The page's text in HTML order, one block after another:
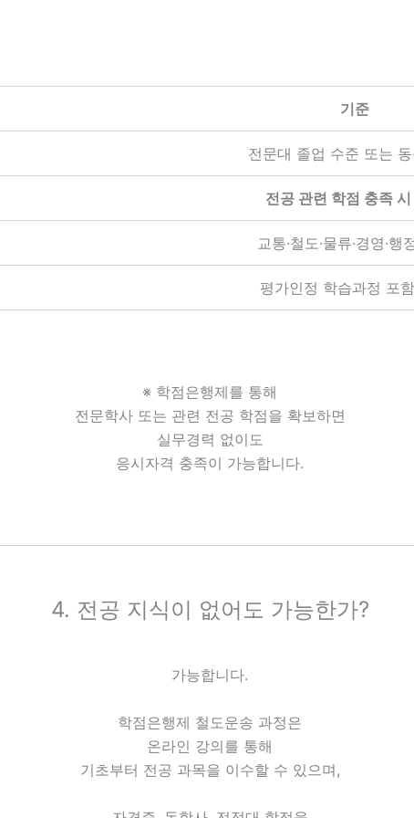
기준
전문대 졸업 수준 또는
전공 관련 학점 충족
교통·철도·물류·경영·행
평가인정 학습과정 포
※ 학점은행제를 통해
전문학사 또는 관련 전공 학점을 확보하면
실무경력 없이도
응시자격 충족이 가능합니다.
4. 전공 지식이 없어도 가능한가?
가능합니다.
학점은행제 철도운송 과정은
온라인 강의를 통해
기초부터 전공 과목을 이수할 수 있으며,